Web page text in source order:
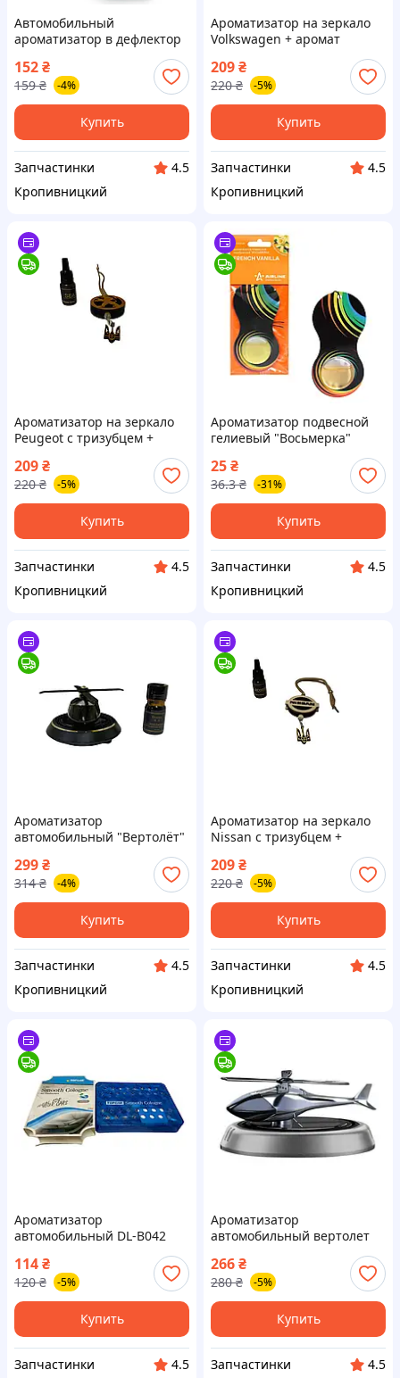
Автомобильный
ароматизатор в дефлектор
Catianpai синий 65х35мм
пластик (пр-во Завод
Тайвань) ВСС
152₴
159 ₴ -4%
Купить
Запчастинки
4.5
Кропивницкий
Ароматизатор на зеркало
Volkswagen + аромат
"Синий Лёд" (пр‑во Завод)
ВС
209₴
220 ₴ -5%
Купить
Запчастинки
4.5
Кропивницкий
Ароматизатор на зеркало
Peugeot с тризубцем +
Завод) ВС
209₴
220 ₴ -5%
Купить
Запчастинки
4.5
Кропивницкий
Ароматизатор подвесной
гелиевый "Восьмерка"
(ваниль) (пр-во AIRLINE) ЗЕ
25₴
36.3 ₴ -31%
Купить
Запчастинки
4.5
Кропивницкий
Ароматизатор
автомобильный "Вертолёт"
масло (пр-во Завод) ВС
299₴
314 ₴ -4%
Купить
Запчастинки
4.5
Кропивницкий
Ароматизатор на зеркало
Nissan с тризубцем +
Завод) ВС
209₴
220 ₴ -5%
Купить
Запчастинки
4.5
Кропивницкий
Ароматизатор
автомобильный DL-B042
"Морская Свежесть" 100г
(пр-во TOP) ВС
114₴
120 ₴ -5%
Купить
Запчастинки
4.5
Ароматизатор
автомобильный вертолет
масло, серый (пр-во Завод
Тайвань) ВС
266₴
280 ₴ -5%
Купить
Запчастинки
4.5